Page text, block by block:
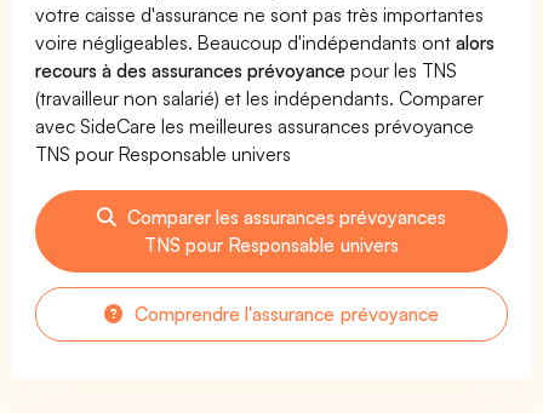
votre caisse d'assurance ne sont pas très importantes
voire négligeables. Beaucoup d'indépendants ontalors
recours à des assurances prévoyance pour les TNS
(travailleur non salarié) et les indépendants. Comparer
avec SideCare les meilleures assurances prévoyance
TNS pour Responsable univers
Comparer les assurances prévoyances
TNS pour Responsable univers
Comprendre l'assurance prévoyance